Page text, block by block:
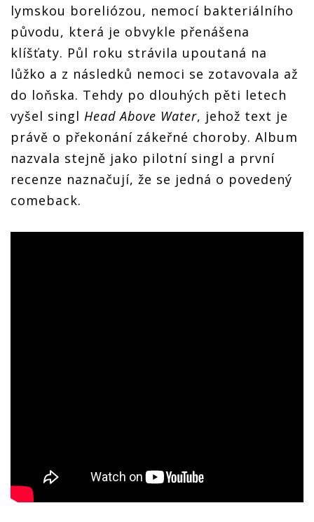
lymskou boreliózou, nemocí bakteriálního
původu, která je obvykle přenášena
klíšťaty. Půl roku strávila upoutaná na
lůžko a z následků nemoci se zotavovala až
do loňska. Tehdy po dlouhých pěti letech
vyšel singl Head Above Water, jehož text je
právě o překonání zákeřné choroby. Album
nazvala stejně jako pilotní singl a první
recenze naznačují, že se jedná o povedený
comeback.